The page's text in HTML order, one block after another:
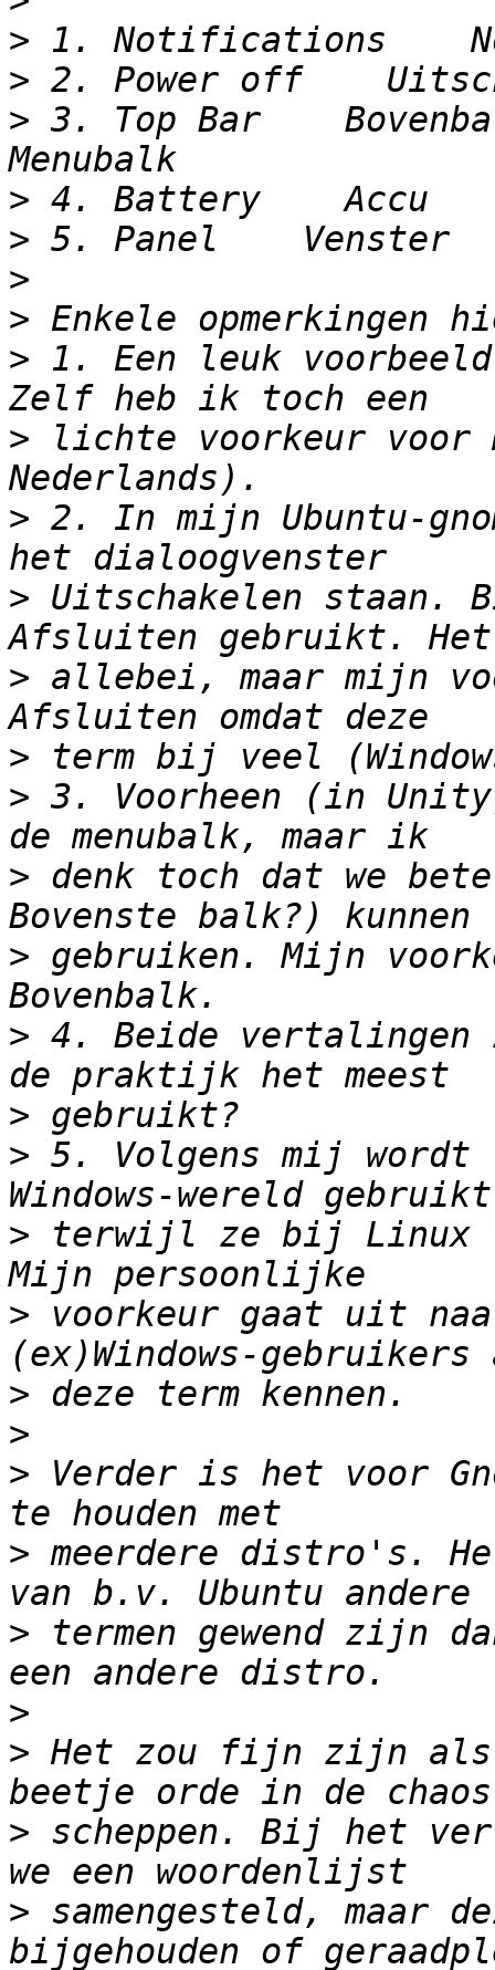
>
>
> 3. Top Bar
>
>
>
>
> 1. Een leuk
> lichte voorkeur
> 2. In mijn Ubuntu-
> Uitschakelen staan.
> allebei, maar mijn
>
> 3. Voorheen (in
> denk toch dat we
> gebruiken. Mijn
> 4. Beide vertalingen
>
> 5. Volgens mij wordt
> terwijl ze bij Linux
> voorkeur gaat uit
>
>
> Verder is het voor
> meerdere distro's.
> termen gewend zijn
>
> Het zou fijn zijn als
> scheppen. Bij het
> samengesteld, maar